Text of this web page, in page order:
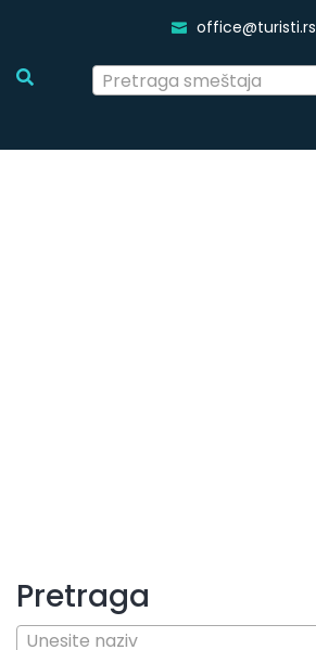
office@turisti.rs
Pretraga smeštaja
Pretraga
Unesite naziv